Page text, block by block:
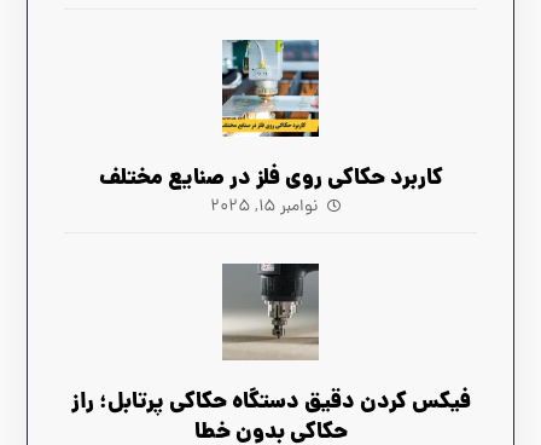
کاربرد حکاکی روی فلز در صنایع مختلف
نوامبر ۱۵, ۲۰۲۵
فیکس کردن دقیق دستگاه حکاکی پرتابل؛ راز
حکاکی بدون خطا